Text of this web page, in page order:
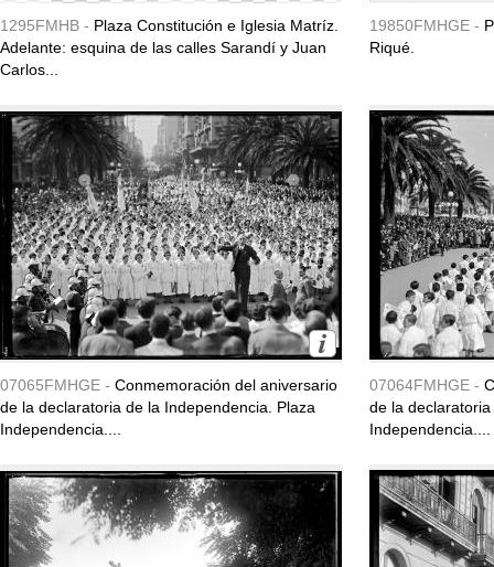
1295FMHB - Plaza Constitución e Iglesia Matríz.
Adelante: esquina de las calles Sarandí y Juan
Carlos...
19850FMHGE -
Riqué.
07065FMHGE - Conmemoración del aniversario
de la declaratoria de la Independencia. Plaza
Independencia....
07064FMHGE -
de la
Independencia....